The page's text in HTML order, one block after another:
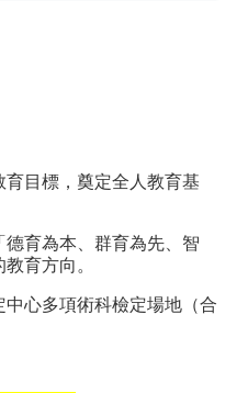
目標，奠定全人教育基
育為本、群育為先、智
育方向。
心多項術科檢定場地（合